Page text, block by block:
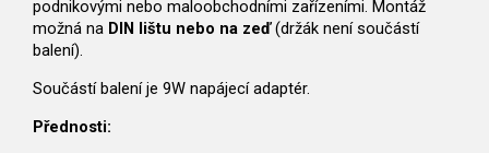
podnikovými nebo maloobchodními zařízeními. Montáž
možná na DIN lištu nebo na zeď(držák není součástí
balení).
Součástí balení je 9W napájecí adaptér.
Přednosti: